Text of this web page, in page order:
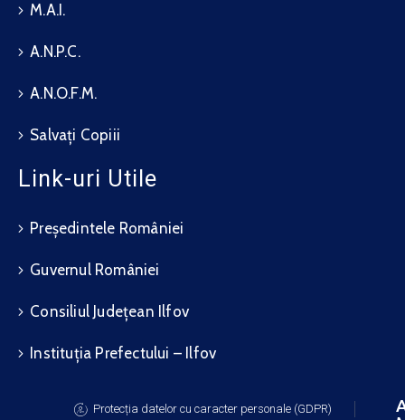
M.A.I.
A.N.P.C.
A.N.O.F.M.
Salvați Copiii
Link-uri Utile
Președintele României
Guvernul României
Consiliul Județean Ilfov
Instituția Prefectului – Ilfov
Protecția datelor cu caracter personale (GDPR)